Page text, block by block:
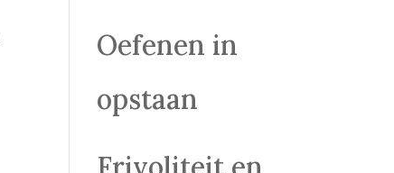
Oefenen in
opstaan